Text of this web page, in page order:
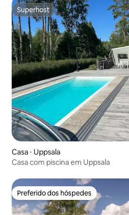
Superhost
Superhost
Casa ⋅ Uppsala
Casa com piscina em Uppsala
Preferido dos hóspedes
Preferido dos hóspedes